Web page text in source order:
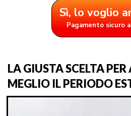
Sì, lo voglio
Pagamento sicuro
LA GIUSTA SCELTA
MEGLIO IL PERIODO